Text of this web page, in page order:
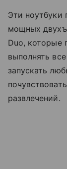
Эти ноутбуки
мощных
Duo, которые
выполнять
запускать
развлечений.